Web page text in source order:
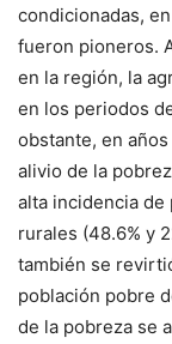
condicionadas,
fueron pioneros.
en la región, la
en los periodos
obstante, en
alivio de la
alta incidencia de
rurales (48.6% y
también se
población pobre
de la pobreza se